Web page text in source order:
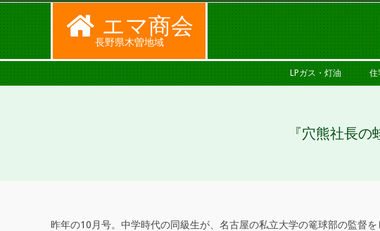
Skip
to
content
エマ商会
長野県木曽地域
SECONDARY
NAVIGATION
LPガス・灯油 住
『穴熊社長
昨年の10月号。中学時代の同級生が、名古屋の私立大学の篭球部の監督